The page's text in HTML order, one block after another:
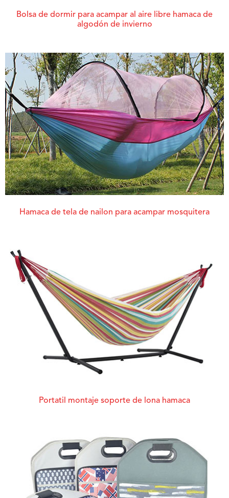
Bolsa de dormir para acampar al aire libre hamaca de
algodón de invierno
Hamaca de tela de nailon para acampar mosquitera
Portatil montaje soporte de lona hamaca